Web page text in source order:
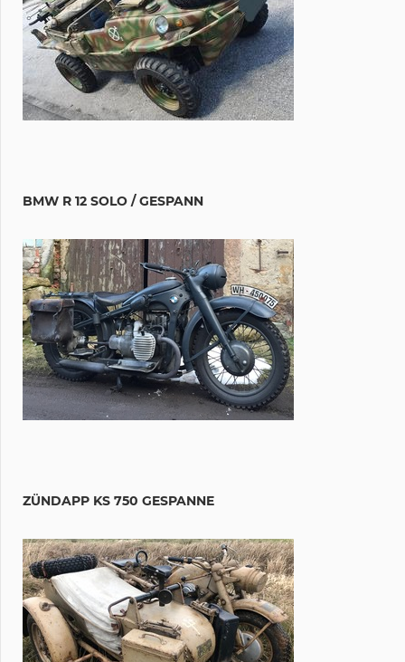
BMW R 12 SOLO / GESPANN
ZÜNDAPP KS 750 GESPANNE